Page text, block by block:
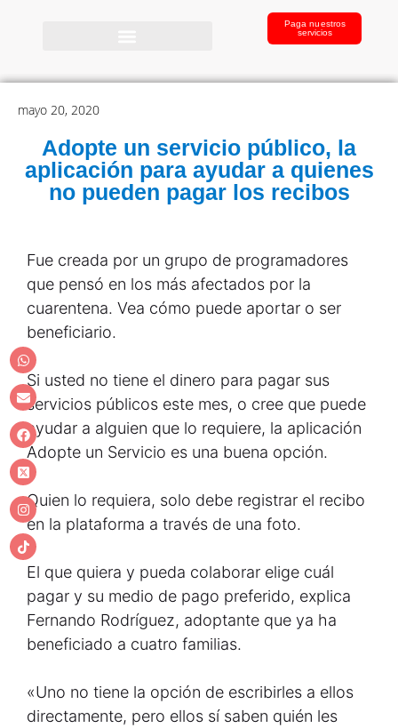
Paga nuestros
servicios
mayo 20, 2020
Adopte un servicio público, la
aplicación para ayudar a quienes
no pueden pagar los recibos
Fue creada por un grupo de programadores
que pensó en los más afectados por la
cuarentena. Vea cómo puede aportar o ser
beneficiario.
Si usted no tiene el dinero para pagar sus
servicios públicos este mes, o cree que puede
ayudar a alguien que lo requiere, la aplicación
Adopte un Servicio es una buena opción.
Quien lo requiera, solo debe registrar el recibo
en la plataforma a través de una foto.
El que quiera y pueda colaborar elige cuál
pagar y su medio de pago preferido, explica
Fernando Rodríguez, adoptante que ya ha
beneficiado a cuatro familias.
«Uno no tiene la opción de escribirles a ellos
directamente, pero ellos sí saben quién les